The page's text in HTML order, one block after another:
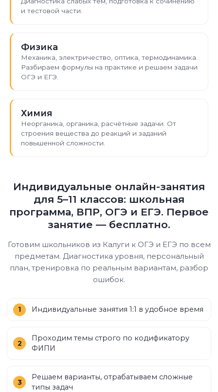
и тестовой части.
Физика
Механика, электричество, оптика, термодинамика.
Разбираем формулы на практике и решаем задачи
ОГЭ и ЕГЭ.
Химия
Неорганика, органика, расчётные задачи. От
строения вещества до реакций и заданий
повышенной сложности.
Индивидуальные онлайн-занятия
для 5–11 классов: школьная
программа, ВПР, ОГЭ и ЕГЭ. Первое
занятие — бесплатно.
Готовим школьников из Калуги к ОГЭ и ЕГЭ по всем
предметам. Диагностика уровня, персональный
план, тренировка по реальным вариантам, разбор
ошибок.
Индивидуальные занятия 1:1 в удобное время
Проходим темы строго по кодификатору
ФИПИ
Решаем варианты, отрабатываем сложные
типы задач